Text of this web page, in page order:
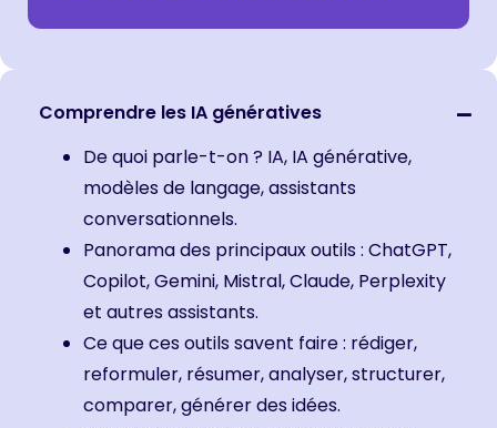
Comprendre les IA génératives
De quoi parle-t-on ? IA, IA générative,
modèles de langage, assistants
conversationnels.
Panorama des principaux outils : ChatGPT,
Copilot, Gemini, Mistral, Claude, Perplexity
et autres assistants.
Ce que ces outils savent faire : rédiger,
reformuler, résumer, analyser, structurer,
comparer, générer des idées.